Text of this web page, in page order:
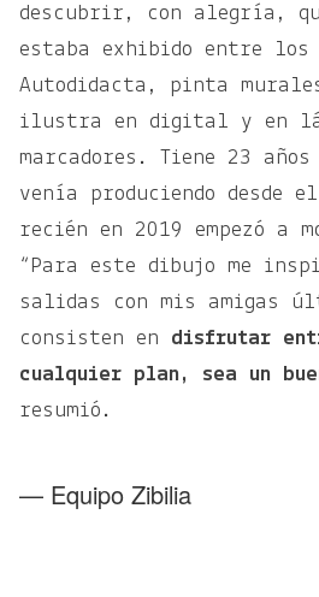
descubrir, con alegría,
estaba exhibido entre los
Autodidacta, pinta
ilustra en digital y en
marcadores. Tiene 23
venía produciendo desde
recién en 2019 empezó a
“Para este dibujo me
salidas con mis amigas
consisten en disfrutar
cualquier plan, sea un
resumió.
— Equipo Zibilia